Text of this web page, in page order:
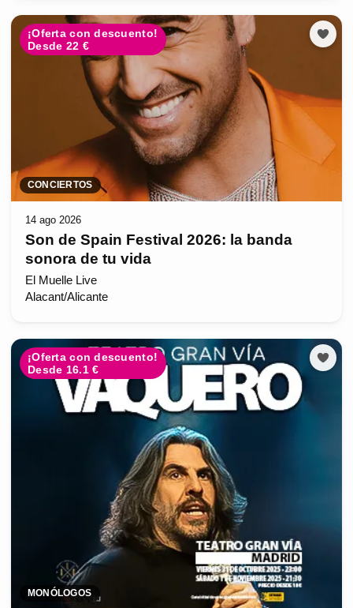
¡Oferta con descuento!
Desde 22 €
CONCIERTOS
14 ago 2026
Son de Spain Festival 2026: la banda
sonora de tu vida
El Muelle Live
Alacant/Alicante
¡Oferta con descuento!
Desde 16.1 €
MONÓLOGOS